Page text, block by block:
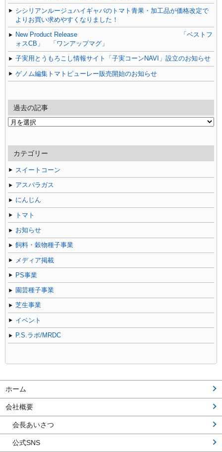
シシリアンルージュハイギャバのトマト青果・加工品が価格改定で
よりお買い求めやすくなりました！
New Product Release 「ベストフ
ォスCB」 「ワンアップマグ」
子実用とうもろこし情報サイト「子実コーンNAVI」設立のお知らせ
ゲノム編集トマトピューレー販売開始のお知らせ
過去の記事
過
記
事
カテゴリー
スイートコーン
アスパラガス
にんじん
トマト
お知らせ
飼料・穀物種子事業
メディア掲載
PS事業
園芸種子事業
芝生事業
イベント
P.S.ラボ/MRDC
ホーム
会社概要
会長あいさつ
公式SNS